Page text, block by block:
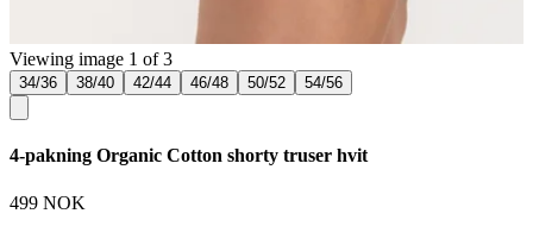
Viewing image 1 of 3
34/36 38/40 42/44 46/48 50/52 54/56
4-pakning Organic Cotton shorty truser hvit
499 NOK